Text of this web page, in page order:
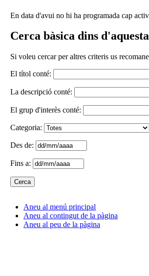
En data d'avui no hi ha programada cap
Cerca bàsica dins
Si voleu cercar per altres criteris us
El títol conté:
La descripció conté:
El grup d'interès conté:
Categoria:
Des de:
Fins a:
Aneu al menú principal
Aneu al contingut de la pàgina
Aneu al peu de la pàgina